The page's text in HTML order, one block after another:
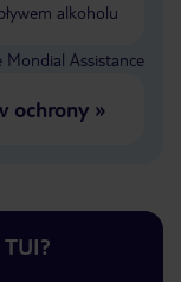
alkoholu
Mondial Assistance
ochrony»